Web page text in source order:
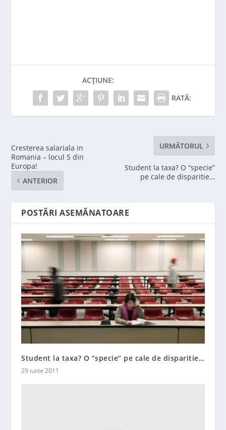
ACȚIUNE:
RATĂ:
Cresterea salariala in
Romania – locul 5 din
Europa!
ANTERIOR
URMĂTORUL
Student la taxa? O “specie”
pe cale de disparitie…
POSTĂRI ASEMĂNATOARE
Student la taxa? O “specie” pe cale de disparitie…
29 iunie 2011